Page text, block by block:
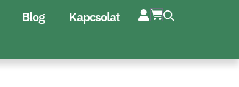
Blog Kapcsolat